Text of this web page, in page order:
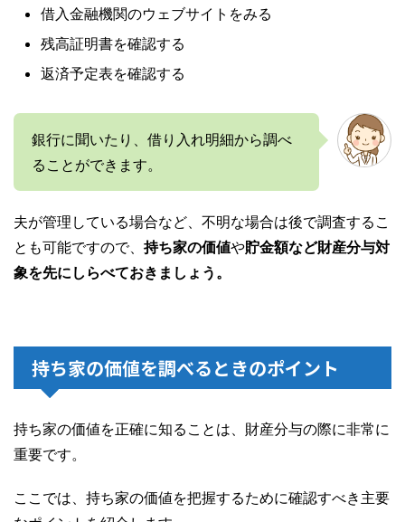
借入金融機関のウェブサイトをみる
残高証明書を確認する
返済予定表を確認する
銀行に聞いたり、借り入れ明細から調べ
ることができます。
夫が管理している場合など、不明な場合は後で調査するこ
とも可能ですので、 持ち家の価値や貯金額など財産分与対
象を先にしらべておきましょう。
持ち家の価値を調べるときのポイント
持ち家の価値を正確に知ることは、財産分与の際に非常に
重要です。
ここでは、持ち家の価値を把握するために確認すべき主要